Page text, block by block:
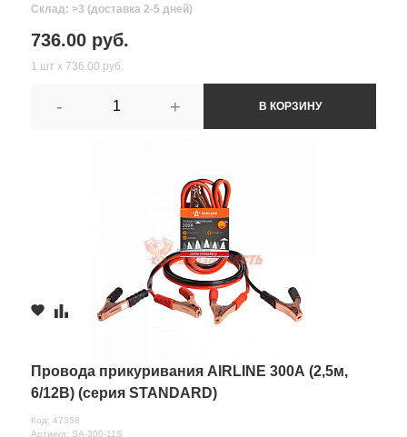
Склад: >3 (доставка 2-5 дней)
736.00 руб.
1 шт х 736.00 руб.
- + В КОРЗИНУ
Провода прикуривания AIRLINE 300А (2,5м,
6/12В) (серия STANDARD)
Код: 47358
Артикул: SA-300-11S